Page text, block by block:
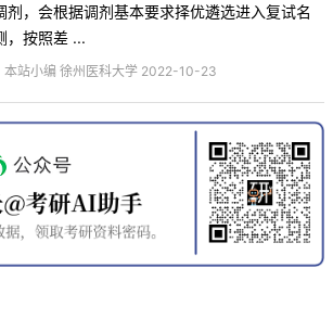
剂，会根据调剂基本要求择优遴选进入复试名
，按照差 ...
本站小编 徐州医科大学 2022-10-23